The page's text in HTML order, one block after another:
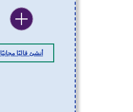
أنشئ قالبًا مجانيًا